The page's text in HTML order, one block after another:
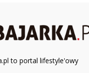
to portal lifestyle'owy